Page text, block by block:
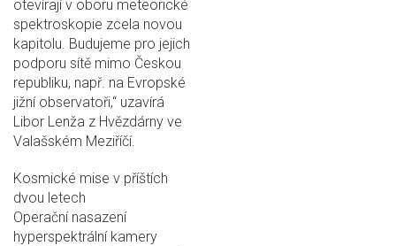
otevírají v oboru meteorické
spektroskopie zcela novou
kapitolu. Budujeme pro jejich
podporu sítě mimo Českou
republiku, např. na Evropské
jižní observatoři,“ uzavírá
Libor Lenža z Hvězdárny ve
Valašském Meziříčí.
Kosmické mise v příštích
dvou letech
Operační nasazení
hyperspektrální kamery